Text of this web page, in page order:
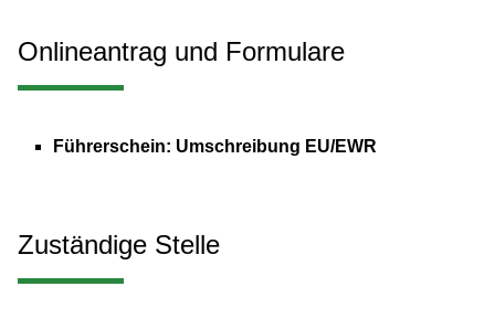
Onlineantrag und Formulare
Führerschein: Umschreibung EU/EWR
Zuständige Stelle